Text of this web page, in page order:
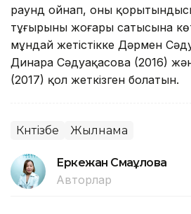
раунд ойнап, оның
тұғырының жоғары сатысына
мұндай жетістікке Дәрмен
Динара Сәдуақасова (2016)
(2017) қол жеткізген болатын.
Күнтізбе Жылнама
Еркежан Смағұлова
Авторлар